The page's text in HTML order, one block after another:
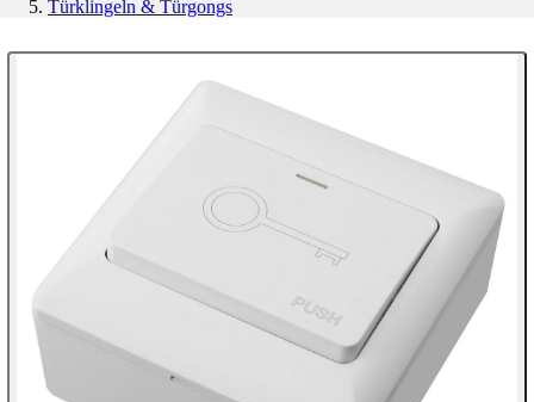
Türklingeln & Türgongs